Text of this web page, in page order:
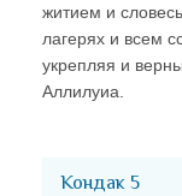
житием и
лагерях и всем
укрепляя и
Аллилуиа.
Кондак 5